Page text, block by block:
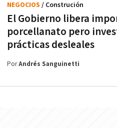
El Gobierno libera
porcellanato pero
prácticas desleales
NEGOCIOS / Construción
PorAndrés Sanguinetti